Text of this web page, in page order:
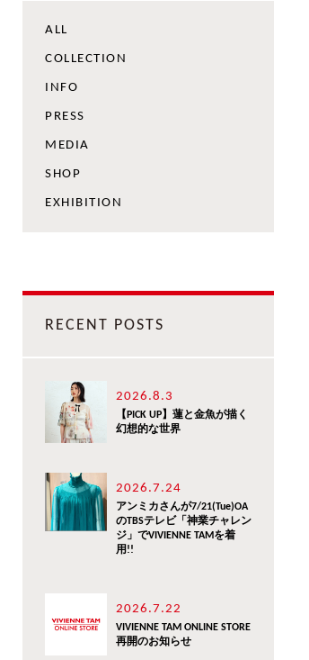
ALL
COLLECTION
INFO
PRESS
MEDIA
SHOP
EXHIBITION
RECENT POSTS
2026.8.3
【PICK UP】蓮と金魚が描く
幻想的な世界
2026.7.24
アンミカさんが7/21(Tue)OA
のTBSテレビ「神業チャレン
ジ」でVIVIENNE TAMを着
用!!
2026.7.22
VIVIENNE TAM ONLINE STORE
再開のお知らせ